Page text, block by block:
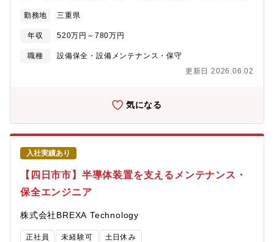
ージ】入社後はOJTのもと、国内外の生産施設等の新設・改修工
事に携わり経験をつみながら、自主的・能動的に動けるリーダー
人材になってもらいます。【採用背景・PR情報】世界的な脱炭素
社会の実現に向けた取り組みが加速している中、同社においても
要となっています。建築技術者として国内外の生産拠点への導入
き・生産施設での維持管理業務・建築士（1級、2級）・建築設備
士・1級施工管技術士（建築、電気、管工事）・エネルギー管理
士・建築工学専攻・英語TOEIC 400点以上
勤務地 三重県
年収 520万円～780万円
職種
設備保全・設備メンテナンス・保守
更新日 2026.06.02
気になる
入社実績あり
【四日市市】半導体装置を支えるメンテナンス・
保全エンジニア
株式会社BREXA Technology
正社員 未経験可 土日休み